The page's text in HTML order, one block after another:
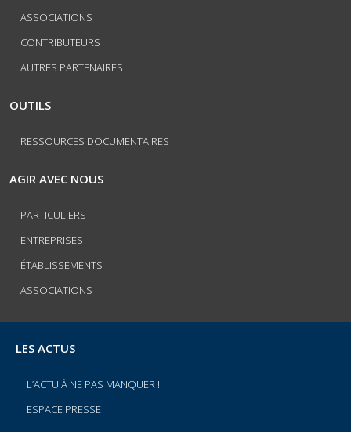
ASSOCIATIONS
CONTRIBUTEURS
AUTRES PARTENAIRES
OUTILS
RESSOURCES DOCUMENTAIRES
AGIR AVEC NOUS
PARTICULIERS
ENTREPRISES
ÉTABLISSEMENTS
ASSOCIATIONS
LES ACTUS
L’ACTU À NE PAS MANQUER !
ESPACE PRESSE